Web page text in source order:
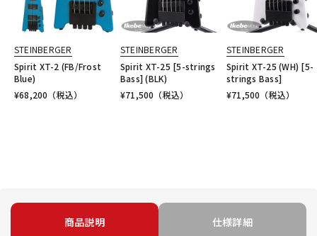
STEINBERGER
Spirit XT-2 (FB/Frost
Blue)
¥68,200 （税込）
STEINBERGER
Spirit XT-25 [5-strings
Bass] (BLK)
¥71,500 （税込）
STEINBERGER
Spirit XT-25 (WH) [5-
strings Bass]
¥71,500 （税込）
商品説明 仕様詳細